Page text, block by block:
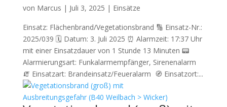
von Marcus | Juli 3, 2025 | Einsätze
Einsatz: Flächenbrand/Vegetationsbrand 🔢 Einsatz-Nr.:
2025/039 🗓 Datum: 3. Juli 2025 ⏰ Alarmzeit: 17:37 Uhr
mit einer Einsatzdauer von 1 Stunde 13 Minuten 📟
Alarmierungsart: Funkalarmempfänger, Sirenenalarm
🧯 Einsatzart: Brandeinsatz/Feueralarm 🧭 Einsatzort:...